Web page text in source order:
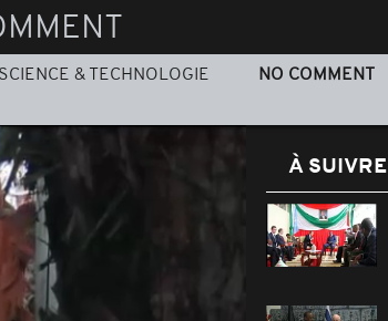
SCIENCE & TECHNOLOGIE NO COMMENT
À SUIVRE